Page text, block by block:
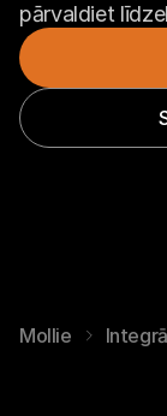
pārvaldiet
Mollie